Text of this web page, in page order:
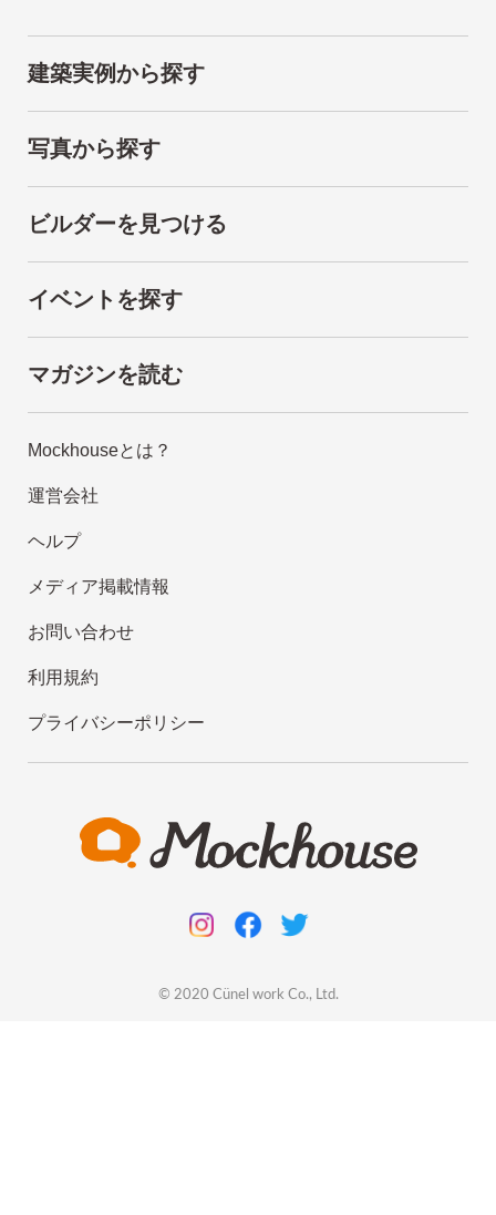
建築実例から探す
写真から探す
ビルダーを見つける
イベントを探す
マガジンを読む
Mockhouseとは？
運営会社
ヘルプ
メディア掲載情報
お問い合わせ
利用規約
プライバシーポリシー
© 2020 Cünel work Co., Ltd.